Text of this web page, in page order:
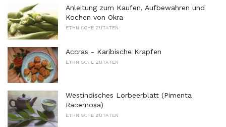
Anleitung zum Kaufen, Aufbewahren und
Kochen von Okra
ETHNISCHE ZUTATEN
Accras - Karibische Krapfen
ETHNISCHE ZUTATEN
Westindisches Lorbeerblatt (Pimenta
Racemosa)
ETHNISCHE ZUTATEN